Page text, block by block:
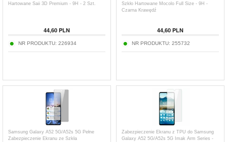
Hartowane Saii 3D Premium - 9H - 2 Szt.
44,60 PLN
NR PRODUKTU: 226934
Szkło Hartowane Mocolo Full Size - 9H -
Czarna Krawędź
44,60 PLN
NR PRODUKTU: 255732
Samsung Galaxy A52 5G/A52s 5G Pełne
Zabezpieczenie Ekranu ze Szkła
Zabezpieczenie Ekranu z TPU do Samsung
Galaxy A52 5G/A52s 5G Imak Arm Series -